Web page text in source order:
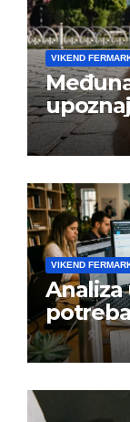
VIKEND
VIKEND